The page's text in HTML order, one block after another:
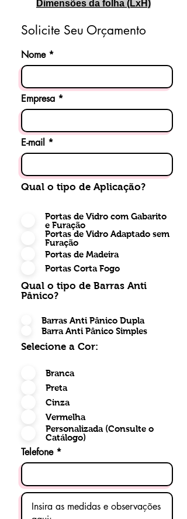
Dimensões da folha (LxH)
Solicite Seu Orçamento
Nome
Empresa
E-mail
Qual o tipo de Aplicação?
Portas de Vidro com Gabarito
e Furação
Portas de Vidro Adaptado sem
Furação
Portas de Madeira
Portas Corta Fogo
Qual o tipo de Barras Anti
Pânico?
Barras Anti Pânico Dupla
Barra Anti Pânico Simples
Selecione a Cor:
Branca
Preta
Cinza
Vermelha
Personalizada (Consulte o
Catálogo)
Telefone